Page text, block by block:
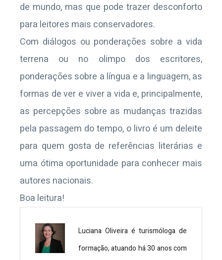
de mundo, mas que pode trazer desconforto
para leitores mais conservadores.
Com diálogos ou ponderações sobre a vida
terrena ou no olimpo dos escritores,
ponderações sobre a língua e a linguagem, as
formas de ver e viver a vida e, principalmente,
as percepções sobre as mudanças trazidas
pela passagem do tempo, o livro é um deleite
para quem gosta de referências literárias e
uma ótima oportunidade para conhecer mais
autores nacionais.
Boa leitura!
Luciana Oliveira é turismóloga de
formação, atuando há 30 anos com